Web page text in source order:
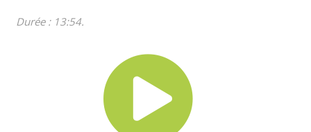
Durée : 13:54.